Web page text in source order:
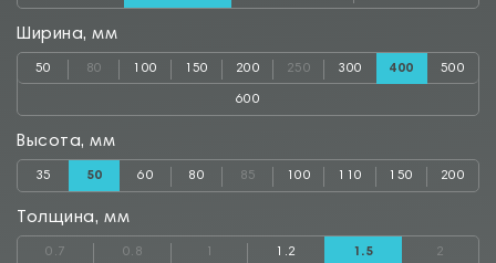
Ширина, мм
50 80 100 150 200 250 300 400 500
600
Высота, мм
35 50 60 80 85 100 110 150 200
Толщина, мм
0.7 0.8 1.2 1.5 2